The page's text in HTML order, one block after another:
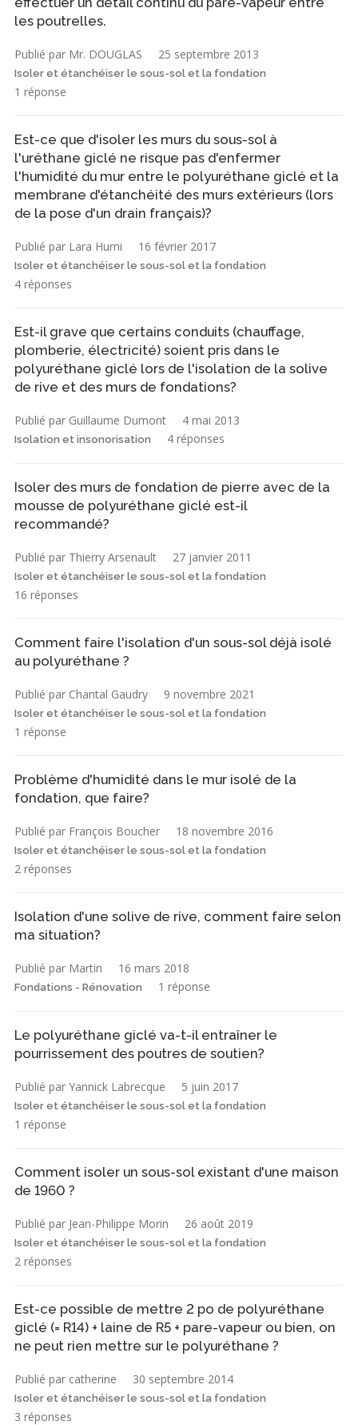
les poutrelles.
Publié par Mr. DOUGLAS 25 septembre 2013
Isoler et étanchéiser le sous-sol et la fondation
1 réponse
Est-ce que d'isoler les murs du sous-sol à
l'uréthane giclé ne risque pas d'enfermer
l'humidité du mur entre le polyuréthane giclé et la
membrane d'étanchéité des murs extérieurs (lors
de la pose d'un drain français)?
Publié par Lara Hurni 16 février 2017
Isoler et étanchéiser le sous-sol et la fondation
4 réponses
Est-il grave que certains conduits (chauffage,
plomberie, électricité) soient pris dans le
polyuréthane giclé lors de l'isolation de la solive
de rive et des murs de fondations?
Publié par Guillaume Dumont 4 mai 2013
Isolation et insonorisation 4 réponses
Isoler des murs de fondation de pierre avec de la
mousse de polyuréthane giclé est-il
recommandé?
Publié par Thierry Arsenault 27 janvier 2011
Isoler et étanchéiser le sous-sol et la fondation
16 réponses
Comment faire l'isolation d'un sous-sol déjà isolé
au polyuréthane ?
Publié par Chantal Gaudry 9 novembre 2021
Isoler et étanchéiser le sous-sol et la fondation
1 réponse
Problème d'humidité dans le mur isolé de la
fondation, que faire?
Publié par François Boucher 18 novembre 2016
Isoler et étanchéiser le sous-sol et la fondation
2 réponses
Isolation d'une solive de rive, comment faire selon
ma situation?
Publié par Martin 16 mars 2018
Fondations - Rénovation 1 réponse
Le polyuréthane giclé va-t-il entraîner le
pourrissement des poutres de soutien?
Publié par Yannick Labrecque 5 juin 2017
Isoler et étanchéiser le sous-sol et la fondation
1 réponse
Comment isoler un sous-sol existant d'une maison
de 1960 ?
Publié par Jean-Philippe Morin 26 août 2019
Isoler et étanchéiser le sous-sol et la fondation
2 réponses
Est-ce possible de mettre 2 po de polyuréthane
giclé (= R14) + laine de R5 + pare-vapeur ou bien, on
ne peut rien mettre sur le polyuréthane ?
Publié par catherine 30 septembre 2014
Isoler et étanchéiser le sous-sol et la fondation
3 réponses